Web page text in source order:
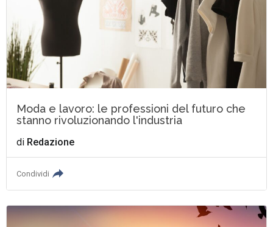
Moda e lavoro: le professioni del futuro che
stanno rivoluzionando l'industria
di Redazione
Condividi